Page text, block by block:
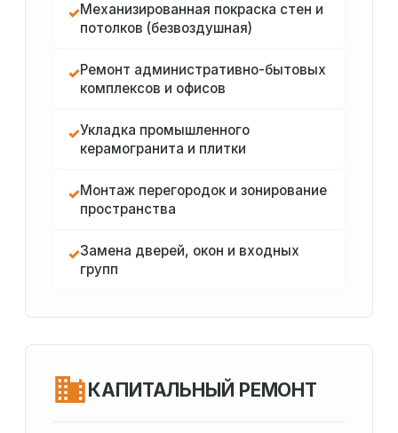
✓Механизированная покраска стен и
потолков (безвоздушная)
✓Ремонт административно-бытовых
комплексов и офисов
✓Укладка промышленного
керамогранита и плитки
✓Монтаж перегородок и зонирование
пространства
✓Замена дверей, окон и входных
групп
КАПИТАЛЬНЫЙ РЕМОНТ